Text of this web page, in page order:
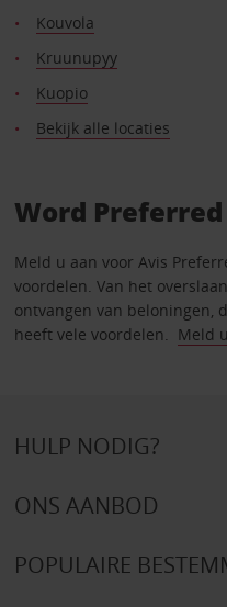
Kouvola
Kruunupyy
Kuopio
Bekijk alle locaties
Word Preferred
Meld u aan voor Avis
voordelen. Van het
ontvangen van beloningen,
heeft vele voordelen. Meld
HULP NODIG?
ONS AANBOD
POPULAIRE